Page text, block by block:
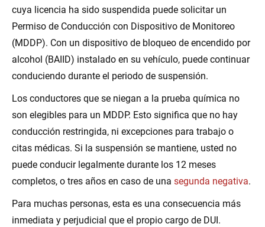
cuya licencia ha sido suspendida puede solicitar un
Permiso de Conducción con Dispositivo de Monitoreo
(MDDP). Con un dispositivo de bloqueo de encendido por
alcohol (BAIID) instalado en su vehículo, puede continuar
conduciendo durante el periodo de suspensión.
Los conductores que se niegan a la prueba química no
son elegibles para un MDDP. Esto significa que no hay
conducción restringida, ni excepciones para trabajo o
citas médicas. Si la suspensión se mantiene, usted no
puede conducir legalmente durante los 12 meses
completos, o tres años en caso de una segunda negativa.
Para muchas personas, esta es una consecuencia más
inmediata y perjudicial que el propio cargo de DUI.